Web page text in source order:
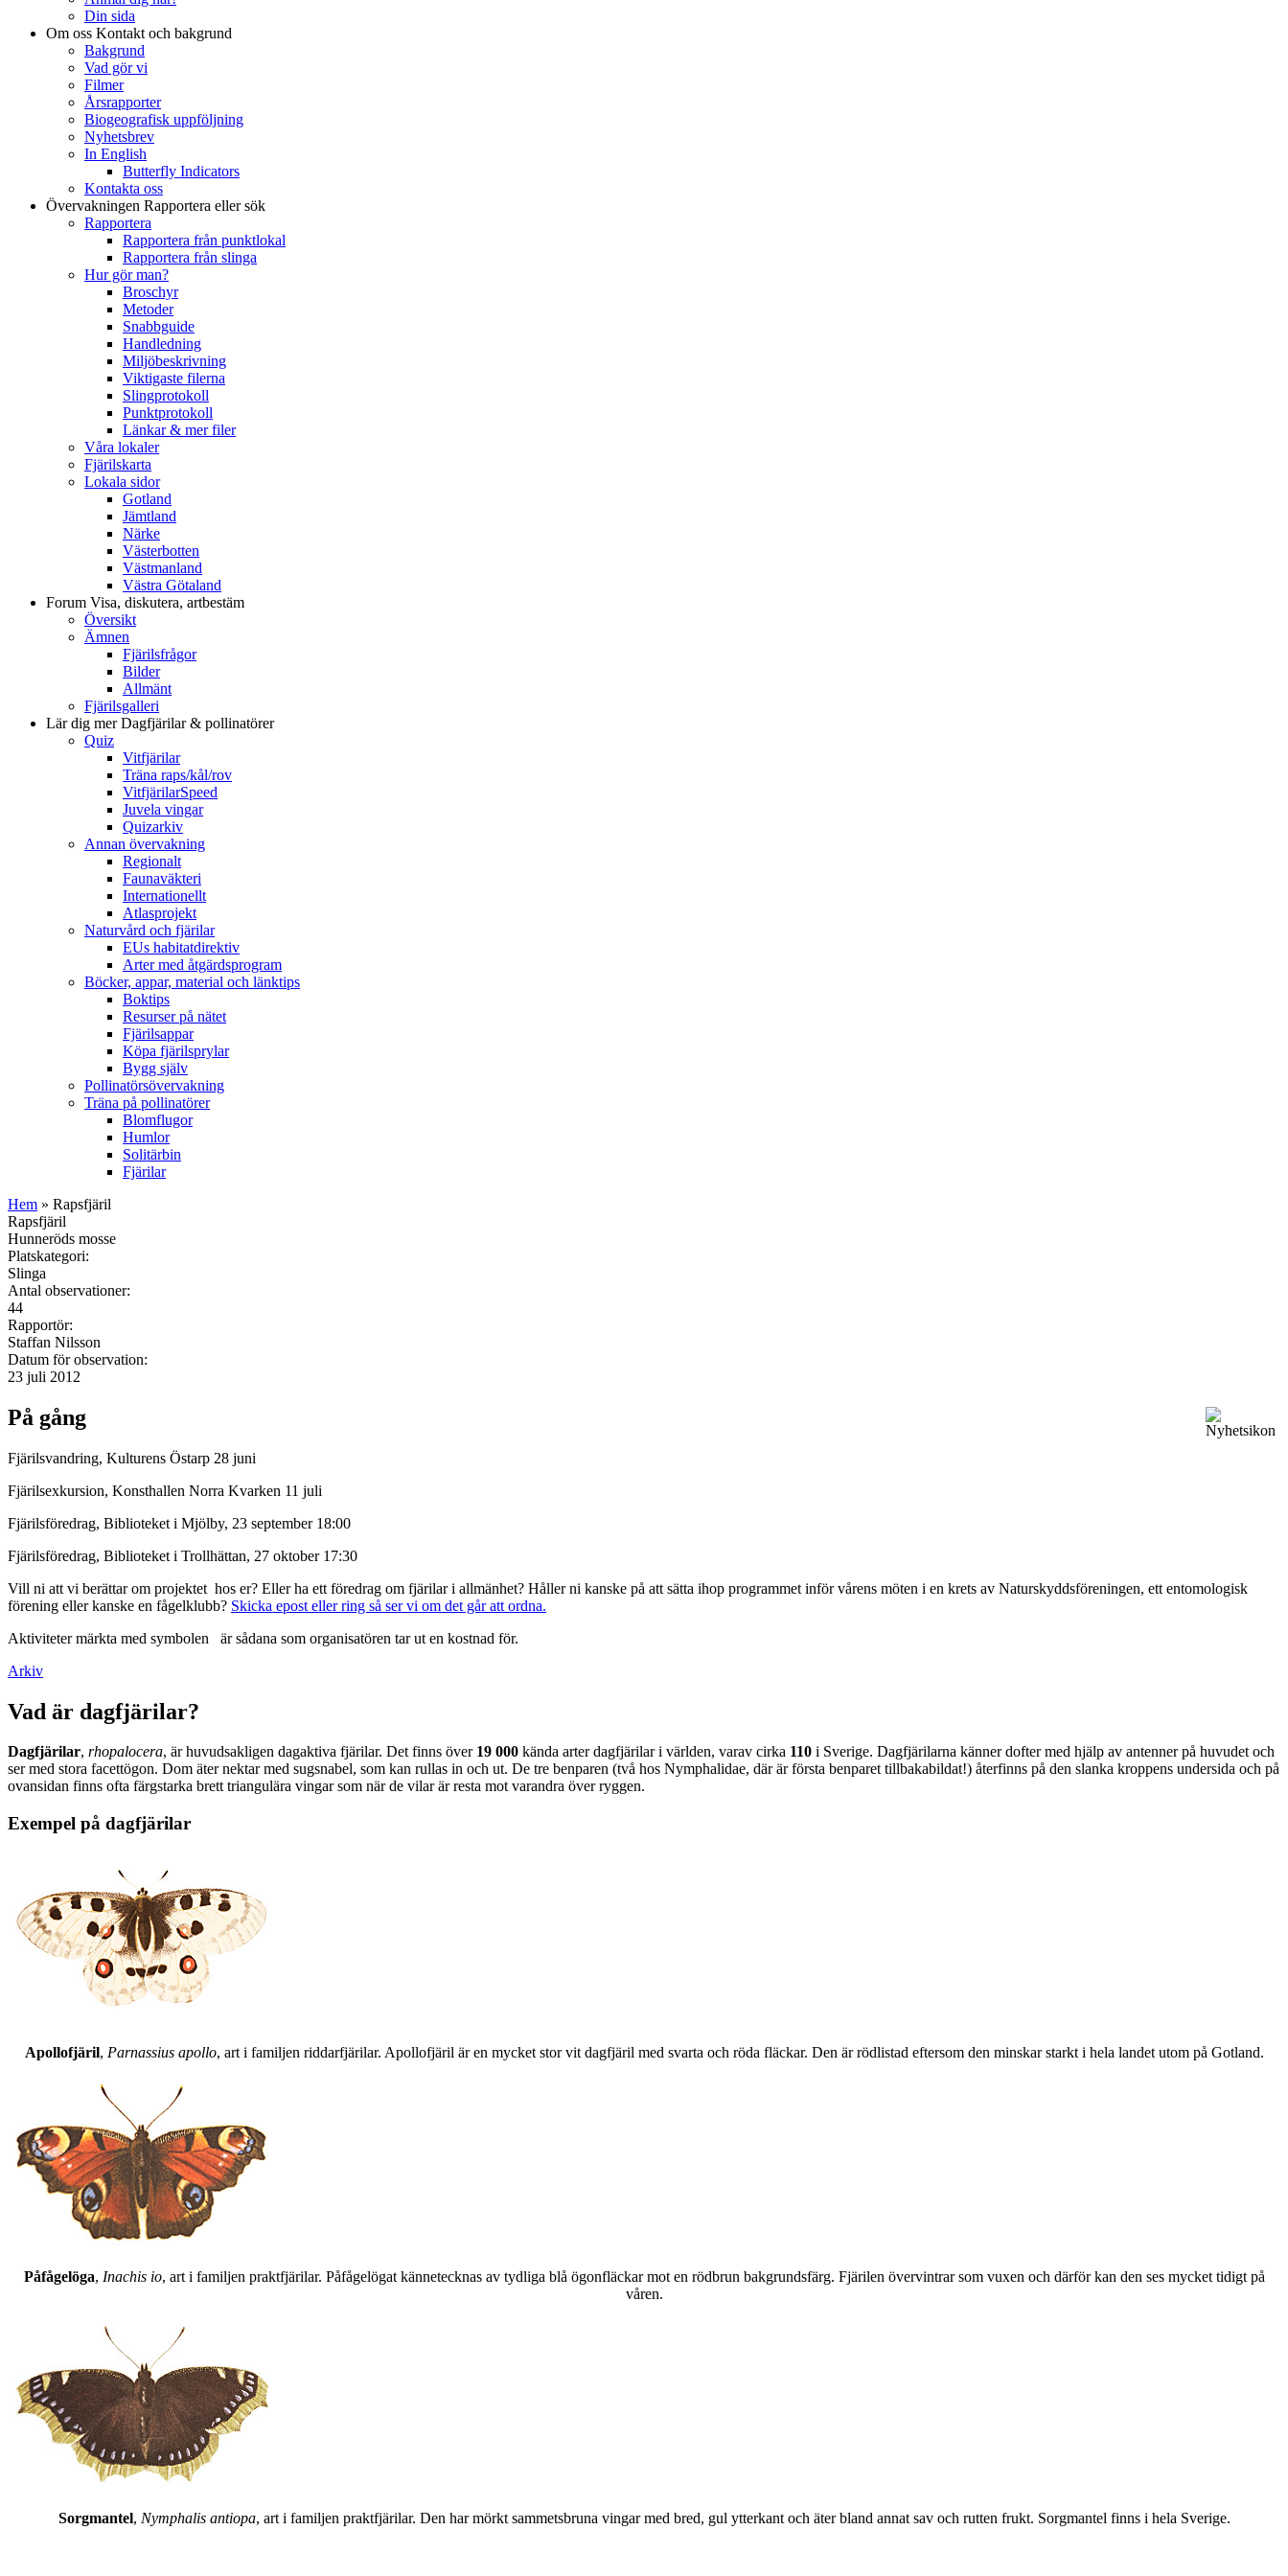
Din sida
Om oss Kontakt och bakgrund
Bakgrund
Vad gör vi
Filmer
Årsrapporter
Biogeografisk uppföljning
Nyhetsbrev
In English
Butterfly Indicators
Kontakta oss
Övervakningen Rapportera eller sök
Rapportera
Rapportera från punktlokal
Rapportera från slinga
Hur gör man?
Broschyr
Metoder
Snabbguide
Handledning
Miljöbeskrivning
Viktigaste filerna
Slingprotokoll
Punktprotokoll
Länkar & mer filer
Våra lokaler
Fjärilskarta
Lokala sidor
Gotland
Jämtland
Närke
Västerbotten
Västmanland
Västra Götaland
Forum Visa, diskutera, artbestäm
Översikt
Ämnen
Fjärilsfrågor
Bilder
Allmänt
Fjärilsgalleri
Lär dig merDagfjärilar & pollinatörer
Quiz
Vitfjärilar
Träna raps/kål/rov
VitfjärilarSpeed
Juvela vingar
Quizarkiv
Annan övervakning
Regionalt
Faunaväkteri
Internationellt
Atlasprojekt
Naturvård och fjärilar
EUs habitatdirektiv
Arter med åtgärdsprogram
Böcker, appar, material och länktips
Boktips
Resurser på nätet
Fjärilsappar
Köpa fjärilsprylar
Bygg själv
Pollinatörsövervakning
Träna på pollinatörer
Blomflugor
Humlor
Solitärbin
Fjärilar
Hem » Rapsfjäril
Rapsfjäril
Hunneröds mosse
Platskategori:
Slinga
Antal observationer:
44
Rapportör:
Staffan Nilsson
Datum för observation:
23 juli 2012
På gång
Fjärilsvandring, Kulturens Östarp 28 juni
Fjärilsexkursion, Konsthallen Norra Kvarken 11 juli
Fjärilsföredrag, Biblioteket i Mjölby, 23 september 18:00
Fjärilsföredrag, Biblioteket i Trollhättan, 27 oktober 17:30
Vill ni att vi berättar om projektet hos er? Eller ha ett föredrag om fjärilar i allmänhet? Håller ni kanske på att sätta ihop programmet inför vårens möten i en krets av Naturskyddsföreningen, ett entomologisk
förening eller kanske en fågelklubb? Skicka epost eller ring så ser vi om det går att ordna.
Aktiviteter märkta med symbolen
är sådana som organisatören tar ut en kostnad för.
Arkiv
Vad är dagfjärilar?
Dagfjärilar, rhopalocera, är huvudsakligen dagaktiva fjärilar. Det finns över 19 000 kända arter dagfjärilar i världen, varav cirka 110 i Sverige. Dagfjärilarna känner dofter med hjälp av antenner på huvudet och
ser med stora facettögon. Dom äter nektar med sugsnabel, som kan rullas in och ut. De tre benparen (två hos Nymphalidae, där är första benparet tillbakabildat!) återfinns på den slanka kroppens undersida och på
ovansidan finns ofta färgstarka brett triangulära vingar som när de vilar är resta mot varandra över ryggen.
Exempel på dagfjärilar
Apollofjäril, Parnassius apollo, art i familjen riddarfjärilar. Apollofjäril är en mycket stor vit dagfjäril med svarta och röda fläckar. Den är rödlistad eftersom den minskar starkt i hela landet utom på Gotland.
Påfågelöga, Inachis io, art i familjen praktfjärilar. Påfågelögat kännetecknas av tydliga blå ögonfläckar mot en rödbrun bakgrundsfärg. Fjärilen övervintrar som vuxen och därför kan den ses mycket tidigt på
våren.
Sorgmantel, Nymphalis antiopa, art i familjen praktfjärilar. Den har mörkt sammetsbruna vingar med bred, gul ytterkant och äter bland annat sav och rutten frukt. Sorgmantel finns i hela Sverige.